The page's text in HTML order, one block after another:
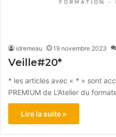
idremeau 19 novembre 2023
Veille#20*
* les articles avec « * » sont
PREMIUM de L’Atelier du
Lire la suite »